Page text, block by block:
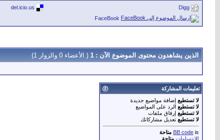
Digg
del.icio.us
FaceBook
الذين يشاهدون محتوى الموضوع الآن : 1 ( الأعضاء 0 والزوار 1)
تعليمات المشاركة
لا تستطيع إضافة مواضيع جديدة
لا تستطيع الرد على المواضيع
لا تستطيع إرفاق ملفات
لا تستطيع تعديل مشاركاتك
BB code is
متاحة
الابتسامات متاحة